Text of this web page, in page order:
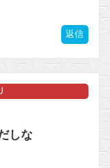
返信
しな